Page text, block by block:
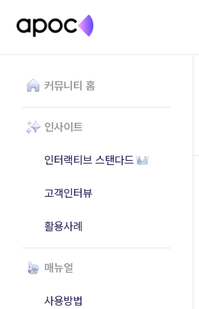
커뮤니티 홈
인사이트
인터랙티브 스탠다드
고객인터뷰
활용사례
매뉴얼
사용방법